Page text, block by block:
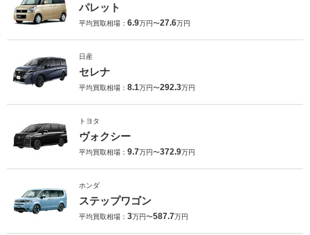
パレット
平均買取相場： 6.9万円〜27.6万円
日産
セレナ
平均買取相場： 8.1万円〜292.3万円
トヨタ
ヴォクシー
平均買取相場： 9.7万円〜372.9万円
ホンダ
ステップワゴン
平均買取相場： 3万円〜587.7万円